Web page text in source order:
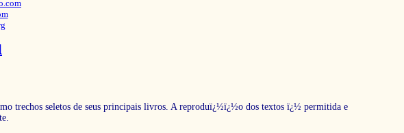
trechos seletos de seus principais livros. A reproduï¿½ï¿½o dos textos ï¿½ permitida e